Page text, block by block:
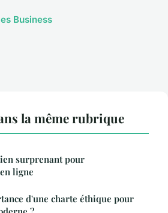
Business
la même rubrique
surprenant pour
ligne
d'une charte éthique pour